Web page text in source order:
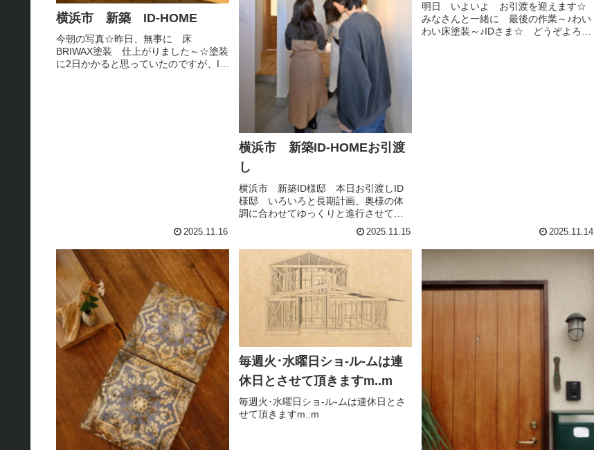
横浜市 新築 ID-HOME
今朝の写真☆昨日、無事に 床
BRIWAX塗装 仕上がりました～☆塗装
に2日かかると思っていたのですが、ID
2025.11.16
横浜市 新築ID-HOMEお引渡
し
横浜市 新築ID様邸 本日お引渡しID
様邸 いろいろと長期計画、奥様の体
調に合わせてゆっくりと進行させて頂
きまして念願の、ID-HOME完成でござ
います。地鎮祭以来の我が家はじめの
一歩ご家族全員 玄関先から興奮やま
ずLDKに入り先ずは、床に...
2025.11.15
明日 いよいよ お引渡を迎えます☆
みなさんと一緒に 最後の作業～♪わい
わい床塗装～♪IDさま☆ どうぞよろし
2025.11.14
毎週火･水曜日ショ-ル-ムは連
休日とさせて頂きますm..m
毎週火･水曜日ショ-ル-ムは連休日とさ
せて頂きますm..m